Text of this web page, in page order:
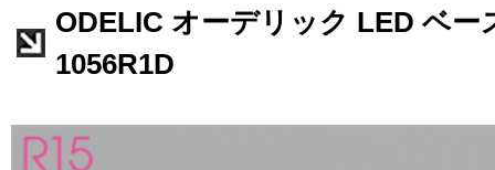
ODELIC オーデリック LED ベー
1056R1D